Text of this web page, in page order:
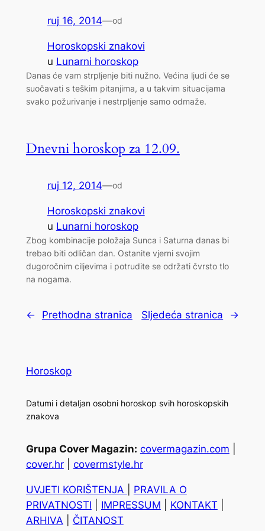
ruj 16, 2014—od
Horoskopski znakovi
u Lunarni horoskop
Danas će vam strpljenje biti nužno. Većina ljudi će se
suočavati s teškim pitanjima, a u takvim situacijama
svako požurivanje i nestrpljenje samo odmaže.
Dnevni horoskop za 12.09.
ruj 12, 2014—od
Horoskopski znakovi
u Lunarni horoskop
Zbog kombinacije položaja Sunca i Saturna danas bi
trebao biti odličan dan. Ostanite vjerni svojim
dugoročnim ciljevima i potrudite se održati čvrsto tlo
na nogama.
← Prethodna stranica Sljedeća stranica →
Horoskop
Datumi i detaljan osobni horoskop svih horoskopskih
znakova
Grupa Cover Magazin: covermagazin.com
cover.hr| covermstyle.hr
UVJETI KORIŠTENJA
PRAVILA O
PRIVATNOSTI
IMPRESSUM KONTAKT
ARHIVA
ČITANOST